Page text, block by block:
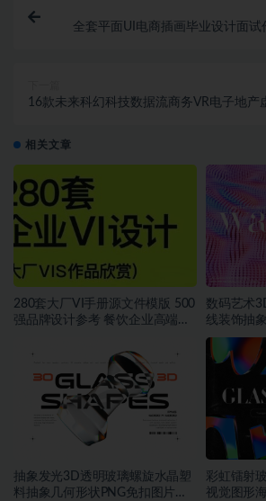
全套平面UI电商插画毕业设计面试
16款未来科幻科技数据流商务VR电子地产
相关文章
280套大厂VI手册源文件模版 500
强品牌设计参考 餐饮企业高端矢
数码艺术
线装饰抽
素材
抽象发光3D透明玻璃螺旋水晶塑
料抽象几何形状PNG免扣图片设
彩虹镭射
视觉图形